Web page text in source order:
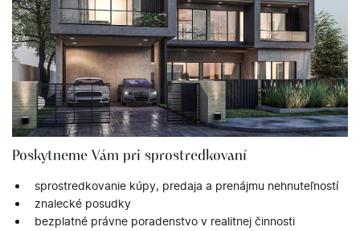
Poskytneme Vám pri sprostredkovaní
sprostredkovanie kúpy, predaja a prenájmu nehnuteľností
znalecké posudky
bezplatné právne poradenstvo v realitnej činnosti